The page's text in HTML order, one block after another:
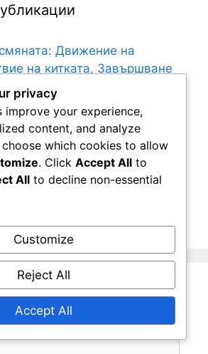
Движение на
на китката, Завършване
захват, заблуда на батера
завъртания: Стратегии,
Ситуационно
на батера
Съвети за треньори,
privacy
improve your experience,
content, and analyze
which cookies to allow
. Click Accept All to
All to decline non-essential
Customize
Reject All
Accept All